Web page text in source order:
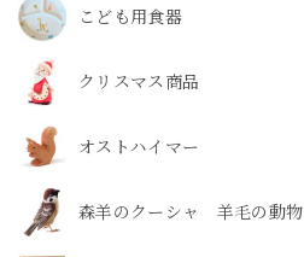
こども用食器
クリスマス商品
オストハイマー
森羊のクーシャ 羊毛の動物